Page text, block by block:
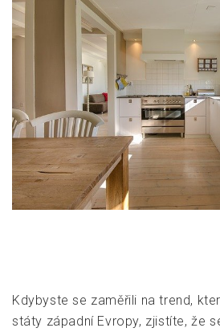
Kdybyste se zaměřili na trend,
státy západní Evropy, zjistíte, že